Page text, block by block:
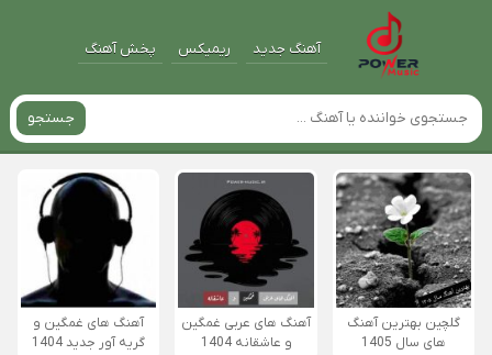
آهنگ جدید ریمیکس پخش آهنگ
جستجو
گلچین بهترین آهنگ
های سال 1405
آهنگ های عربی غمگین
و عاشقانه 1404
آهنگ های غمگین و
گریه آور جدید 1404